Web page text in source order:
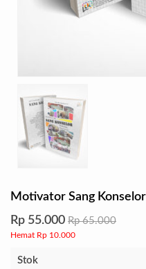
Motivator Sang
Rp 55.000 Rp 65.000
Hemat Rp 10.000
Stok